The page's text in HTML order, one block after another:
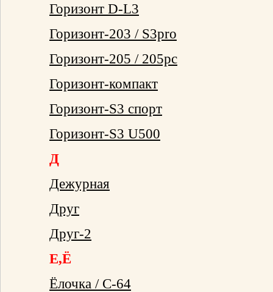
Горизонт D-L3
Горизонт-203 / S3pro
Горизонт-205 / 205pc
Горизонт-компакт
Горизонт-S3 спорт
Горизонт-S3 U500
Д
Дежурная
Друг
Друг-2
Е,Ё
Ёлочка / С-64